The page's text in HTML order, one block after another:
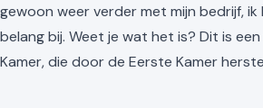
gewoon weer verder met mijn bedrijf, ik
belang bij. Weet je wat het is? Dit is
Kamer, die door de Eerste Kamer